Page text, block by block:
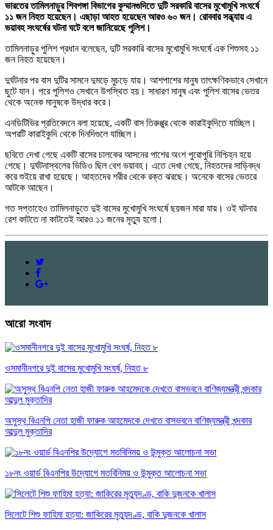
ভারতের তামিলনাড়ুর শিবগঙ্গা বিভাগের কুম্মানগুদিতে দুটি সরকারি বাসের মুখোমুখি সংঘর্ষে
১১ জন নিহত হয়েছেন। এছাড়া আহত হয়েছেন আরও ৬০ জন। রোববার সন্ধ্যায় এ
ভয়াবহ সংঘর্ষের ঘটনা ঘটে বলে জানিয়েছে পুলিশ।
তামিলনাড়ুর পুলিশ প্রধান বলেছেন, দুটি সরকারি বাসের মুখোমুখি সংঘর্ষে এক শিশুসহ ১১
জন নিহত হয়েছেন।
দুর্ঘটনার পর বাস দুটির সামনে দুমড়ে মুচড়ে যায়। আশপাশের মানুষ তাৎক্ষণিকভাবে সেখানে
ছুটে যান। পরে পুলিশও সেখানে উপস্থিত হয়। সাধারণ মানুষ এবং পুলিশ বাসের ভেতর
থেকে অনেক মানুষকে উদ্ধার করে।
এনডিটিভির প্রতিবেদনে বলা হয়েছে, একটি বাস তিরুপ্পুর থেকে কারাইকুদিতে যাচ্ছিল।
অপরটি কারাইকুদি থেকে দিনদিগুলে যাচ্ছিল।
ছবিতে দেখা গেছে একটি বাসের চালকের আসনের পাশের অংশ পুরোপুরি নিশ্চিহ্ন হয়ে
গেছে। দুর্ঘটনাস্থলের ভিডিও ছিল বেশ ভয়াবহ। এতে দেখা গেছে, নিহতদের সাড়িবদ্ধ
করে শুইয়ে রাখা হয়েছে। আহতদের শরীর থেকে রক্ত ঝরছে। অনেকে বাসের ভেতরে
আটকে আছেন।
গত সপ্তাহেও তামিলনাড়ুতে দুই বাসের মুখোমুখি সংঘর্ষে ছয়জন মারা যায়। ওই ঘটনার
রেশ কাটতে না কাটতেই আরও ১১ জনের মৃত্যু হলো।
আরো সংবাদ
ওসমানীনগরে দুই বাসের মুখোমুখি সংঘর্ষ, নিহত ৮
অসুস্থ বিএনপি নেতা হাজী ফারুক আহমেদকে দেখতে বাসভবনে বাণিজ্যমন্ত্রী খন্দকার
আব্দুল মুক্তাদির
১৮নং ওয়ার্ড বিএনপির উদ্যোগে মতবিনিময় ও উন্মুক্ত আলোচনা সভা
সিলেটে শিশু ফাহিমা হত্যা: জাকিরের মৃত্যুদণ্ড, বাকি দুজনকে খালাস